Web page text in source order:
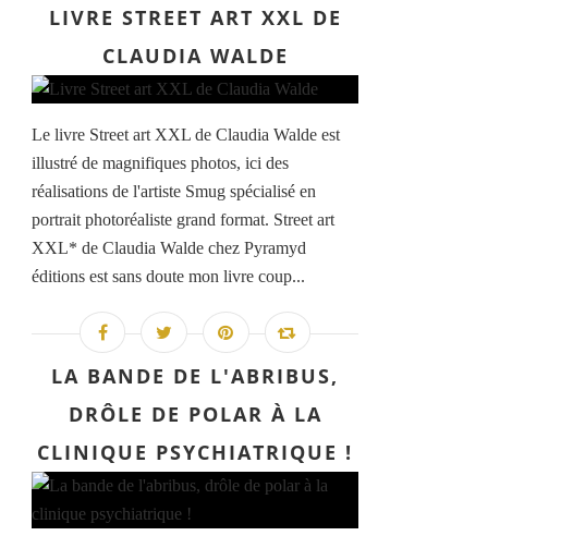
LIVRE STREET ART XXL DE
CLAUDIA WALDE
Le livre Street art XXL de Claudia Walde est
illustré de magnifiques photos, ici des
réalisations de l'artiste Smug spécialisé en
portrait photoréaliste grand format. Street art
XXL* de Claudia Walde chez Pyramyd
éditions est sans doute mon livre coup...
LA BANDE DE L'ABRIBUS,
DRÔLE DE POLAR À LA
CLINIQUE PSYCHIATRIQUE !